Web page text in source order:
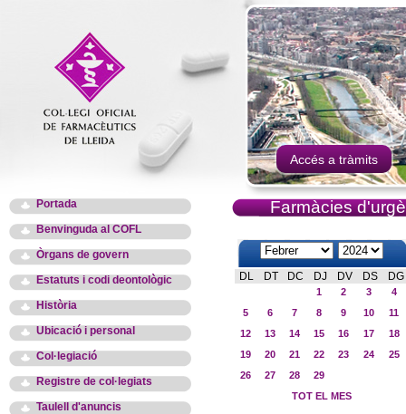
Accés a tràmits
Portada
Benvinguda al COFL
Òrgans de govern
Estatuts i codi deontològic
Història
Ubicació i personal
Col·legiació
Registre de col·legiats
Taulell d'anuncis
Farmàcies
DL DT DC DJ DV DS DG
1 2 3
4
5
6 7 8 9 10
11
12
13 14 15 16 17
18
19
20 21 22 23 24
25
26
27 28
29
TOT EL MES